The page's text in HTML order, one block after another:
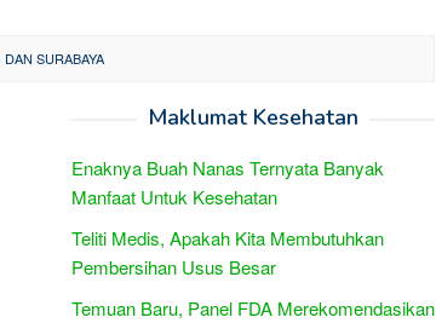
SURABAYA
Maklumat Kesehatan
Enaknya Buah Nanas Ternyata Banyak
Manfaat Untuk Kesehatan
Teliti Medis, Apakah Kita Membutuhkan
Pembersihan Usus Besar
Temuan Baru, Panel FDA Merekomendasikan